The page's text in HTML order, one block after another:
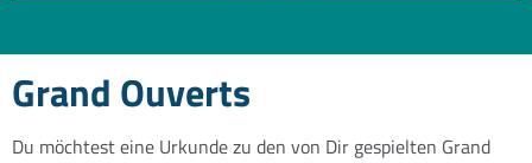
Grand Ouverts
Du möchtest eine Urkunde zu den von Dir gespielten Grand